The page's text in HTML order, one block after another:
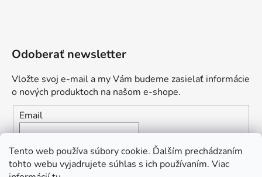
Tento web používa súbory cookie. Ďalším prechádzaním
tohto webu vyjadrujete súhlas s ich používaním. Viac
Odoberať newsletter
Vložte svoj e-mail a my Vám budeme zasielať informácie
o nových produktoch na našom e-shope.
Email
Vložením e-mailu súhlasíte s
podmienkami ochrany
osobných údajov